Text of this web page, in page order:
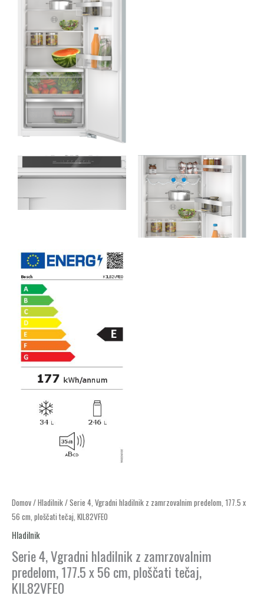
Domov/Hladilnik/ Serie 4, Vgradni hladilnik z zamrzovalnim predelom, 177.5 x
56 cm, ploščati tečaj, KIL82VFE0
Hladilnik
Serie 4, Vgradni hladilnik z zamrzovalnim
predelom, 177.5 x 56 cm, ploščati tečaj,
KIL82VFE0
Serie
4,
Vgradni
hladilnik
z
zamrzovalnim
predelom,